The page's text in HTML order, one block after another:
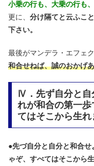
小乗の行も、大乗の行も
更に、 分け隔てと云ふこ
下さい。
最後がマンデラ・エフェ
和合せねば、誠のおかげ
Ⅳ．先ず自分と自
れが和合の第一
てはそこから生れ
●先づ自分と自分と和合
ゃぞ、すべてはそこから